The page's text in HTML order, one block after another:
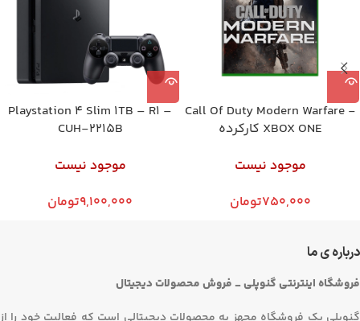
Call Of Duty Modern Warfare -
XBOX ONE کارکرده
موجود نیست
750,000تومان
Playstation 4 Slim 1TB – R1 –
CUH-2215B
موجود نیست
9,100,000تومان
درباره ی ما
فروشگاه اینترنتی گنوپلی _ فروش محصولات دیجیتال